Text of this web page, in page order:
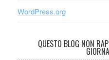
WordPress.org
QUESTO BLOG NON